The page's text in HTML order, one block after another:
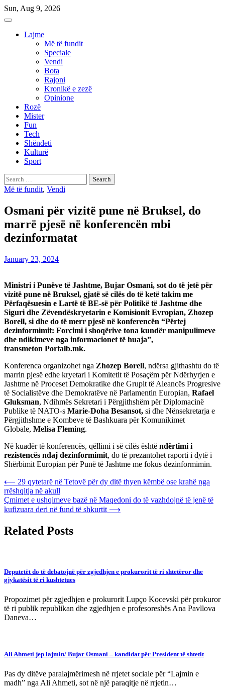
Skip
to
Sun, Aug 9, 2026
Lajme
Më të fundit
Speciale
Vendi
Bota
Rajoni
Kronikë e zezë
Opinione
Rozë
Mister
Fun
Tech
Shëndeti
Kulturë
Sport
Search
for:
Më të fundit, Vendi
Osmani për vizitë pune në Bruksel, do
marrë pjesë në konferencën mbi
dezinformatat
January 23, 2024
Ministri i Punëve të Jashtme, Bujar Osmani, sot do të jetë për
vizitë pune në Bruksel, gjatë së cilës do të ketë takim me
Përfaqësuesin e Lartë të BE-së për Politikë të Jashtme dhe
Siguri dhe Zëvendëskryetarin e Komisionit Evropian, Zhozep
Borell, si dhe do të merr pjesë në konferencën “Përtej
dezinformimit: Forcimi i shoqërive tona kundër manipulimeve
dhe ndikimeve nga informacionet të huaja”,
transmeton Portalb.mk.
Konferenca organizohet nga Zhozep Borell, ndërsa gjithashtu do të
marrin pjesë edhe kryetari i Komitetit të Posaçëm për Ndërhyrjen e
Jashtme në Proceset Demokratike dhe Grupit të Aleancës Progresive
të Socialistëve dhe Demokratëve në Parlamentin Europian, Rafael
Gluksman, Ndihmës Sekretari i Përgjithshëm për Diplomacinë
Publike të NATO-s Marie-Doha Besansot, si dhe Nënsekretarja e
Përgjithshme e Kombeve të Bashkuara për Komunikimet
Globale, Melisa Fleming.
Në kuadër të konferencës, qëllimi i së cilës është ndërtimi i
rezistencës ndaj dezinformimit, do të prezantohet raporti i dytë i
Shërbimit Europian për Punë të Jashtme me fokus dezinformimin.
Post
navigation
⟵ 29 qytetarë në Tetovë për dy ditë thyen këmbë ose krahë nga
rrëshqitja në akull
Çmimet e ushqimeve bazë në Maqedoni do të vazhdojnë të jenë të
kufizuara deri në fund të shkurtit ⟶
Related Posts
Deputetët do të debatojnë për zgjedhjen e prokurorit të ri shtetëror dhe
gjykatësit të ri kushtetues
Propozimet për zgjedhjen e prokurorit Lupço Kocevski për prokuror
të ri publik republikan dhe zgjedhjen e profesoreshës Ana Pavllova
Daneva…
Ali Ahmeti jep lajmin/ Bujar Osmani – kandidat për President të shtetit
Pas dy ditëve paralajmërimesh në rrjetet sociale për “Lajmin e
madh” nga Ali Ahmeti, sot në një paraqitje në rrjetin…